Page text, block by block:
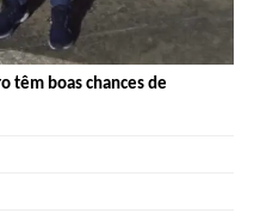
têm boas chances de